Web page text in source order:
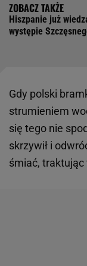
Hiszpanie już
występie
Gdy polski
strumieniem
się tego nie
skrzywił i
śmiać, traktując